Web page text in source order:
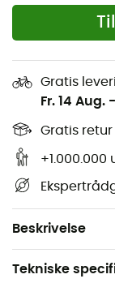
Gratis
Fr. 14 Aug. -
Gratis
Beskrivelse
Lynlåse ved
Elastiske
Bluesign®-
Vægt: 150 g
Tekniske